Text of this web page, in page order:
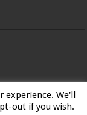
experience. We'll
out if you wish.